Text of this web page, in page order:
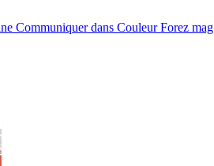
Communiquer dans Couleur Forez mag
cookies